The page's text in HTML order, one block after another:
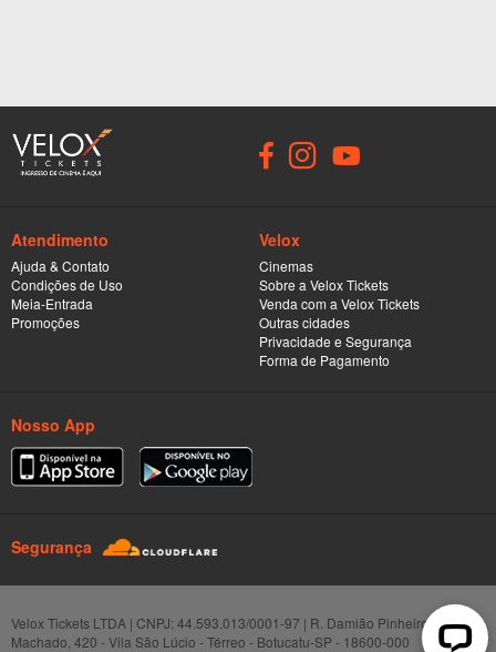
Atendimento
Ajuda & Contato
Condições de Uso
Meia-Entrada
Promoções
Velox
Cinemas
Sobre a Velox Tickets
Venda com a Velox Tickets
Outras cidades
Privacidade e Segurança
Forma de Pagamento
Nosso App
Segurança
Velox Tickets LTDA | CNPJ: 44.593.013/0001-97 | R. Damião Pinheiro
Machado, 420 - Vila São Lúcio - Térreo - Botucatu-SP - 18600-000